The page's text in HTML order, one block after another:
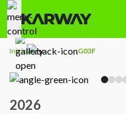
Inicio G03F
2026